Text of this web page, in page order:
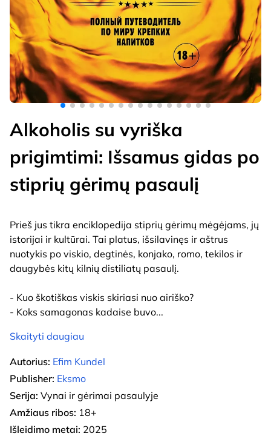
Alkoholis su vyriška
prigimtimi: Išsamus gidas po
stiprių gėrimų pasaulį
Prieš jus tikra enciklopedija stiprių gėrimų mėgėjams, jų
istorijai ir kultūrai. Tai platus, išsilavinęs ir aštrus
nuotykis po viskio, degtinės, konjako, romo, tekilos ir
daugybės kitų kilnių distiliatų pasaulį.
- Kuo škotiškas viskis skiriasi nuo airiško?
- Koks samagonas kadaise buvo...
Skaityti daugiau
Autorius: Efim Kundel
Publisher: Eksmo
Serija: Vynai ir gėrimai pasaulyje
Amžiaus ribos: 18+
Išleidimo metai: 2025